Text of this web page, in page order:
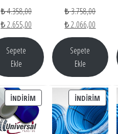
₺4.358,00Orijinal fiyat: ₺ 4.358,00.
₺2.655,00 Şu andaki fiyat: ₺ 2.655,00.
Sepete
Ekle
₺3.758,00Orijinal
₺2.066,00 Şu
Sepete
Ekle
İNDIRIM İNDIRIMDEKI ÜRÜN
İNDIRIM